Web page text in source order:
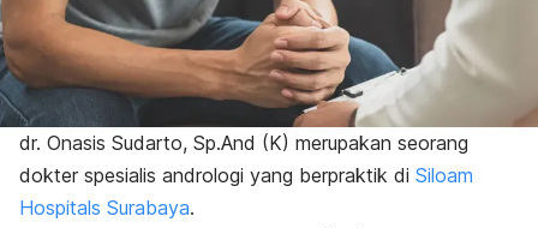
dr. Onasis Sudarto, Sp.And (K) merupakan seorang
dokter spesialis andrologi yang berpraktik di Siloam
Hospitals Surabaya.